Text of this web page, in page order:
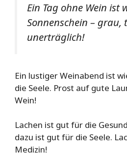
Ein Tag ohne Wein ist
Sonnenschein –
unerträglich!
Ein lustiger Weinabend ist
die Seele. Prost auf gute
Wein!
Lachen ist gut für die
dazu ist gut für die Seele.
Medizin!